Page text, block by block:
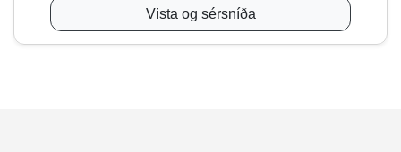
Vista og sérsníða